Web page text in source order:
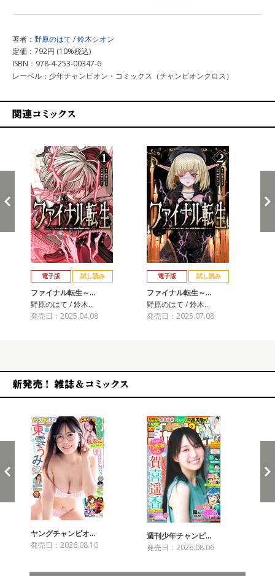
著者： 野原のはて /鈴木シオン
定価：792円 (10%税込)
ISBN：978-4-253-00347-6
レーベル：少年チャンピオン・コミックス（チャンピオンクロス）
電子版 試し読み
ファイナル転生～…
野原のはて / 鈴木…
発売日：2025.04.08
電子版 試し読み
ファイナル転生～…
野原のはて / 鈴木…
発売日：2025.07.08
ヤングチャンピオ…
発売日：2026.08.10
週刊少年チャンピ…
発売日：2026.08.06